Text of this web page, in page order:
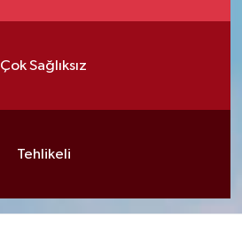
Çok Sağlıksız
Tehlikeli